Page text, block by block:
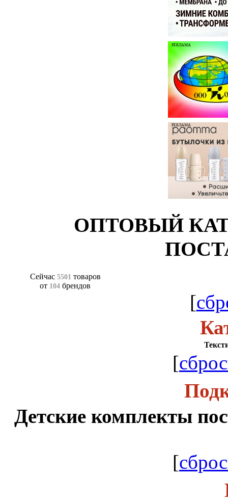
РЕКЛАМА
РЕКЛАМА
ОПТОВЫЙ
Сейчас 5501 товаров
от 104 брендов
[
[
Детские комплекты
[